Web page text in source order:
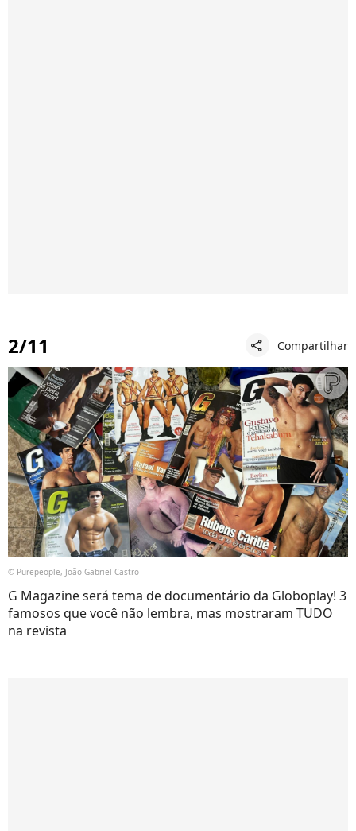
2/11 share Compartilhar
© Purepeople, João Gabriel Castro
G Magazine será tema de documentário da Globoplay! 3
famosos que você não lembra, mas mostraram TUDO
na revista